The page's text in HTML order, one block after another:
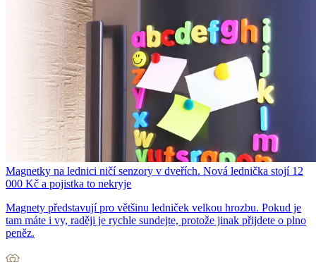
Magnetky na lednici ničí senzory v dveřích. Nová lednička stojí 12
000 Kč a pojistka to nekryje
Magnety představují pro většinu ledniček velkou hrozbu. Pokud je
tam máte i vy, raději je rychle sundejte, protože jinak přijdete o plno
peněz.